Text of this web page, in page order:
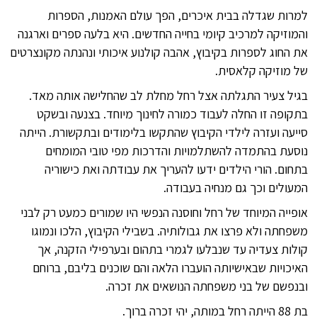
למרות שגדלה בבית איכרים, הפך עולם האמנות, הספרות
והמוזיקה למרכיב קיומי בחייה החדשים. היא בלעה ספרים וארגנה
את החוג לספרות בקיבוץ, אהבה קולנוע איכותי ונהנתה מקונצרטים
של מוזיקה קלאסית.
בגיל צעיר התגלתה אצל רחל מחלת לב שהחלישה אותה מאד.
בתקופה זו החלה לעבוד כמורה לחינוך מיוחד. בצנעה ובשקט
סייעה ועזרה לילדי הקיבוץ שהתקשו בלימודים ובתקשורת. הייתה
נוסעת בהתמדה להשתלמויות והדרכות מפי טובי המומחים
בתחום. הורי הילדים ידעו להעריך את עבודתה ואת כישוריה
המעולים וכך גם מנחיה בעבודה.
אופייה המיוחד של רחל וחוסנה הנפשי היו שמורים כמעט רק לבני
משפחתה ולא פרצו את גבולותיה. בשבילי הקיבוץ, הלכו ונמוגו
קולות צעדיה עד שנבלעו לגמרי בתהום ובערפילי הזקנה, אך
האיכויות שבאישיותה הועברו הלאה והם שוכנים בליבם, ברוחם
ובנפשם של בני משפחתה הנושאים את זכרה.
בת 88 הייתה רחל במותה, יהי זכרה ברוך.